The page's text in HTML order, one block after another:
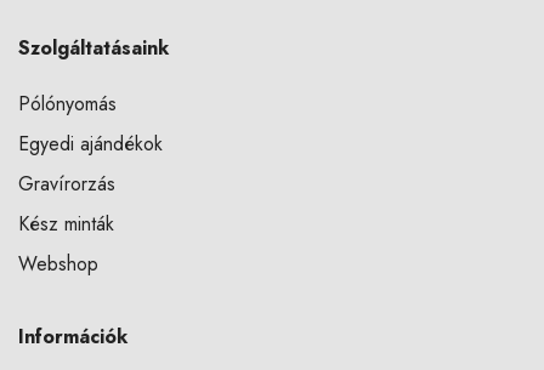
Szolgáltatásaink
Pólónyomás
Egyedi ajándékok
Gravírorzás
Kész minták
Webshop
Információk